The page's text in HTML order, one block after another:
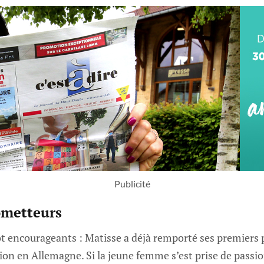
Publicité
encourageants : Matisse a déjà remporté ses premiers
en Allemagne. Si la jeune femme s’est prise de